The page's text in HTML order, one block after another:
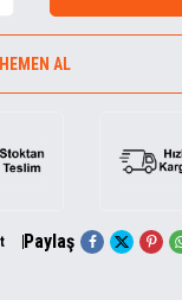
HEMEN AL
Paylaş